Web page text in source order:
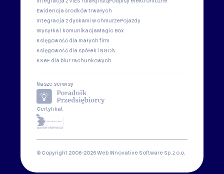
Ewidencja środków trwałych
Integracja z dyskami w chmurzePojazdy
Wysyłka i komunikacjaMagic Box
Księgowość dla małych firm
Księgowość dla spółek i NGO's
KSeF dla biur rachunkowych
Nasze serwisy
Certyfikat
© Copyright 2006-2026 Web INnovative Software Sp. z o.o.